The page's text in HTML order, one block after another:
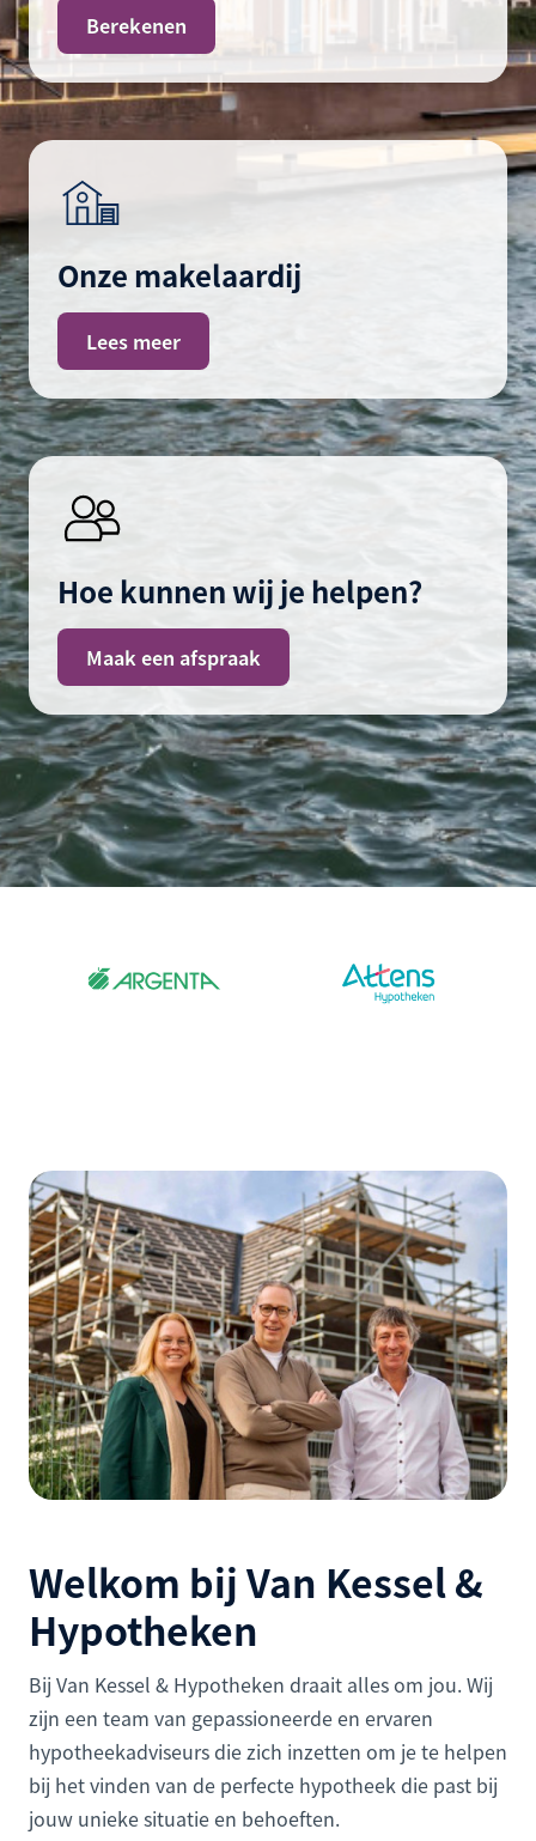
Berekenen
Onze makelaardij
Lees meer
Hoe kunnen wij je helpen?
Maak een afspraak
Welkom bij Van Kessel &
Hypotheken
Bij Van Kessel & Hypotheken draait alles om jou. Wij
zijn een team van gepassioneerde en ervaren
hypotheekadviseurs die zich inzetten om je te helpen
bij het vinden van de perfecte hypotheek die past bij
jouw unieke situatie en behoeften.